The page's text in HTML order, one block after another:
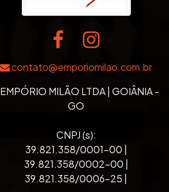
contato@emporiomilao.com.br
EMPÓRIO MILÃO LTDA | GOIÂNIA -
GO
CNPJ (s):
39.821.358/0001-00 |
39.821.358/0002-00 |
39.821.358/0006-25 |